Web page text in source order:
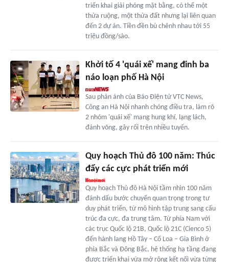
triển khai giải phóng mặt bằng, có thể một
thửa ruộng, một thửa đất nhưng lại liên quan
đến 2 dự án. Tiền đền bù chênh nhau tới 55
triệu đồng/sào.
Khởi tố 4 'quái xế' mang đinh ba
náo loạn phố Hà Nội
Sau phản ánh của Báo Điện tử VTC News,
Công an Hà Nội nhanh chóng điều tra, làm rõ
2 nhóm 'quái xế' mang hung khí, lạng lách,
đánh võng, gây rối trên nhiều tuyến.
Quy hoạch Thủ đô 100 năm: Thúc
đẩy các cực phát triển mới
Quy hoạch Thủ đô Hà Nội tầm nhìn 100 năm
đánh dấu bước chuyển quan trọng trong tư
duy phát triển, từ mô hình tập trung sang cấu
trúc đa cực, đa trung tâm. Từ phía Nam với
các trục Quốc lộ 21B, Quốc lộ 21C (Cienco 5)
đến hành lang Hồ Tây – Cổ Loa – Gia Bình ở
phía Bắc và Đông Bắc, hệ thống hạ tầng đang
được triển khai vừa mở rộng kết nối vừa từng